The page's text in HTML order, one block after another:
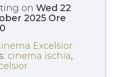
on Wed 22
2025 Ore
Excelsior
cinema ischia,